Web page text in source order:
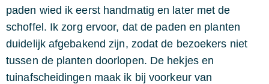
paden wied ik eerst handmatig en later met de
schoffel. Ik zorg ervoor, dat de paden en planten
duidelijk afgebakend zijn, zodat de bezoekers niet
tussen de planten doorlopen. De hekjes en
tuinafscheidingen maak ik bij voorkeur van